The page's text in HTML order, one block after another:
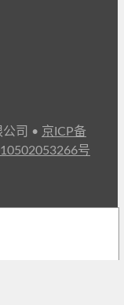
司 • 京ICP备
号